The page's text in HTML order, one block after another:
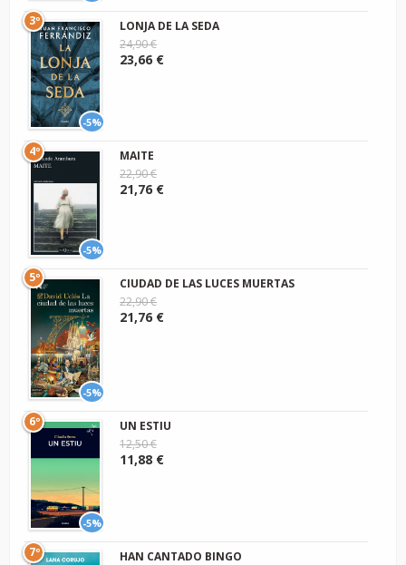
-5%
3º
LONJA DE LA SEDA
24,90 €
23,66 €
-5%
4º
MAITE
22,90 €
21,76 €
-5%
5º
CIUDAD DE LAS LUCES MUERTAS
22,90 €
21,76 €
-5%
6º
UN ESTIU
12,50 €
11,88 €
7º
HAN CANTADO BINGO